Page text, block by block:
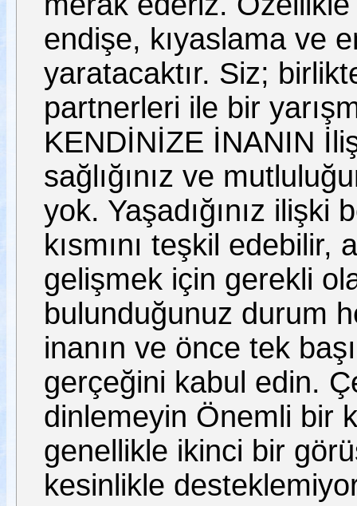
endişe, kıyaslama ve
yaratacaktır. Siz;
partnerleri ile bir
KENDİNİZE İNANIN
sağlığınız ve
yok. Yaşadığınız ilişki
kısmını teşkil
gelişmek için gerekli
bulunduğunuz durum
inanın ve önce tek
gerçeğini kabul edin.
dinlemeyin Önemli bir
genellikle ikinci bir
kesinlikle